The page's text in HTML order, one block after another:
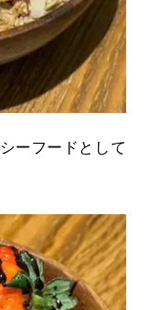
ーフードとして